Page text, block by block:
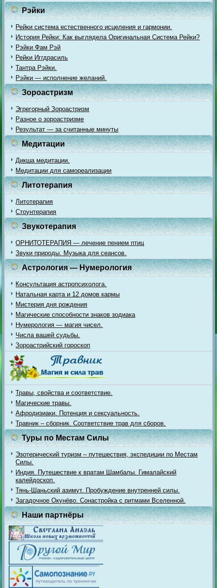
Рэйки
Рейки система естественного исцеления и гармонии.
История Рейки: Как выглядела Оригинальная Система Рейки?
Рэйки Фам Рэй
Рейки Иггдрасиль
Тантра Рэйки.
Рэйки — исполнение желаний.
Зороастризм
Эгрегорный Зороастризм
Разное о зороастризме
Результат — за считанные минуты
Медитации
Дикша медитации.
Медитации для самореализации
Литотерапия
Литотерапия
Стоунтерапия
Звукотерапия
ОРНИТОТЕРАПИЯ — лечение пением птиц
Звуки природы. Музыка для сеансов.
Астрология — Нумерология
Консультация астропсихолога.
Натальная карта и 12 домов кармы
Мистерия дня рождения
Магические способности знаков зодиака
Нумерология — магия чисел.
Числа вашей судьбы.
Зороастрийский гороскоп
Травы, свойства и соответствие.
Магические травы.
Афродизиаки. Потенция и сексуальность.
Травник – сборник. Соответствие трав для сборов.
Туры по Местам Силы
Эзотерический туризм – путешествия, экспедиции по Местам
Силы.
Индия. Путешествие к вратам Шамбалы. Гималайский
калейдоскоп.
Тянь-Шаньский азимут. Пробуждение внутренней силы.
Загадочное Окунёво. Сонастройка с ритмами Вселенной.
Наши партнёры